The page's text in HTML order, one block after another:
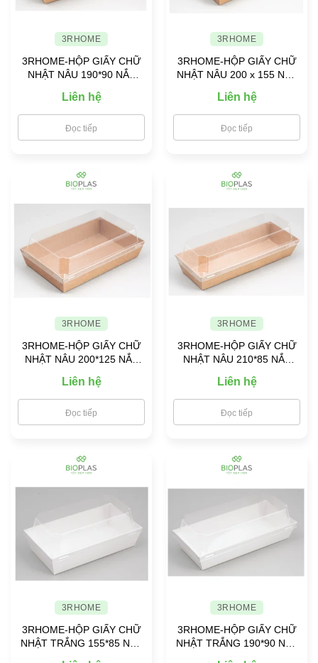
3RHOME
3RHOME-HỘP GIẤY CHỮ
NHẬT NÂU 190*90 NẮP
Liên hệ
Đọc tiếp
3RHOME
3RHOME-HỘP GIẤY CHỮ
NHẬT NÂU 200 x 155 NẮP
Liên hệ
Đọc tiếp
3RHOME
3RHOME-HỘP GIẤY CHỮ
NHẬT NÂU 200*125 NẮP
Liên hệ
Đọc tiếp
3RHOME
3RHOME-HỘP GIẤY CHỮ
NHẬT NÂU 210*85 NẮP
Liên hệ
Đọc tiếp
3RHOME
3RHOME-HỘP GIẤY CHỮ
NHẬT TRẮNG 155*85 NẮP
3RHOME
3RHOME-HỘP GIẤY CHỮ
NHẬT TRẮNG 190*90 NẮP